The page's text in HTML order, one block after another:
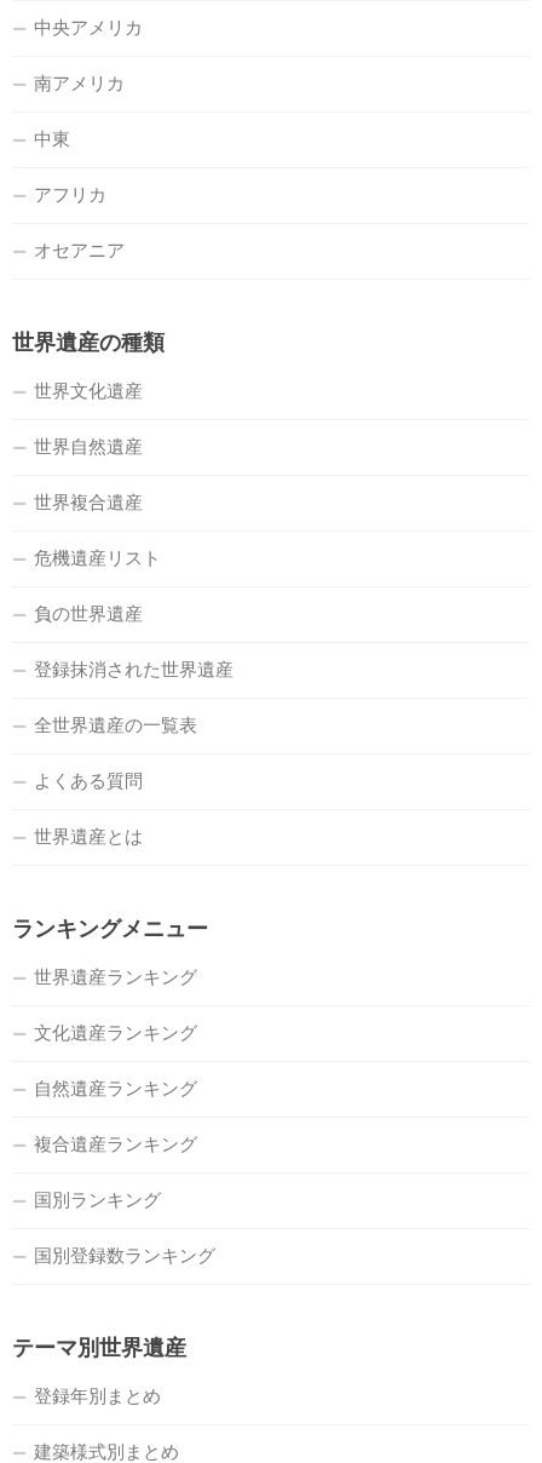
中央アメリカ
南アメリカ
中東
アフリカ
オセアニア
世界遺産の種類
世界文化遺産
世界自然遺産
世界複合遺産
危機遺産リスト
負の世界遺産
登録抹消された世界遺産
全世界遺産の一覧表
よくある質問
世界遺産とは
ランキングメニュー
世界遺産ランキング
文化遺産ランキング
自然遺産ランキング
複合遺産ランキング
国別ランキング
国別登録数ランキング
テーマ別世界遺産
登録年別まとめ
建築様式別まとめ